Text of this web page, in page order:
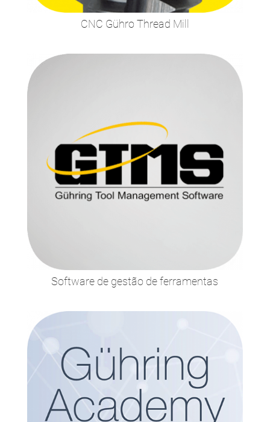
CNC Gühro Thread Mill
Software de gestão de ferramentas